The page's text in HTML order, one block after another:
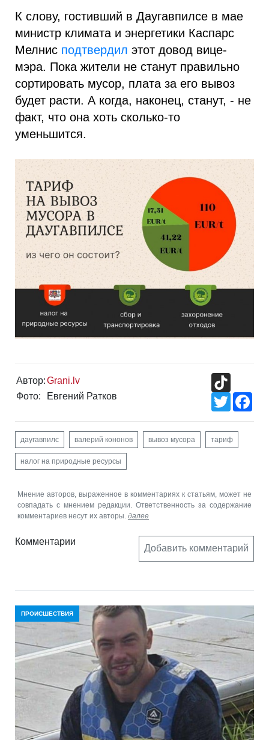
К слову, гостивший в Даугавпилсе в мае
министр климата и энергетики Каспарс
Мелнис подтвердил этот довод вице-
мэра. Пока жители не станут правильно
сортировать мусор, плата за его вывоз
будет расти. А когда, наконец, станут, - не
факт, что она хоть сколько-то
уменьшится.
Автор:Grani.lv
Фото:
Евгений Ратков
Twitter
даугавпилс валерий кононов вывоз мусора тариф
налог на природные ресурсы
Мнение авторов, выраженное в комментариях к статьям, может не
совпадать с мнением редакции. Ответственность за содержание
комментариев несут их авторы. далее
Комментарии
Добавить комментарий
ПРОИСШЕСТВИЯ